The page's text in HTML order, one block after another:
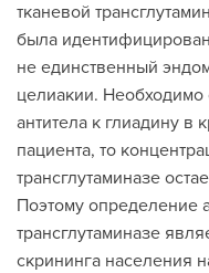
тканевой
была
не единственный
целиакии. Необходимо
антитела к глиадину в
пациента, то
трансглутаминазе
Поэтому определение
трансглутаминазе
скрининга населения